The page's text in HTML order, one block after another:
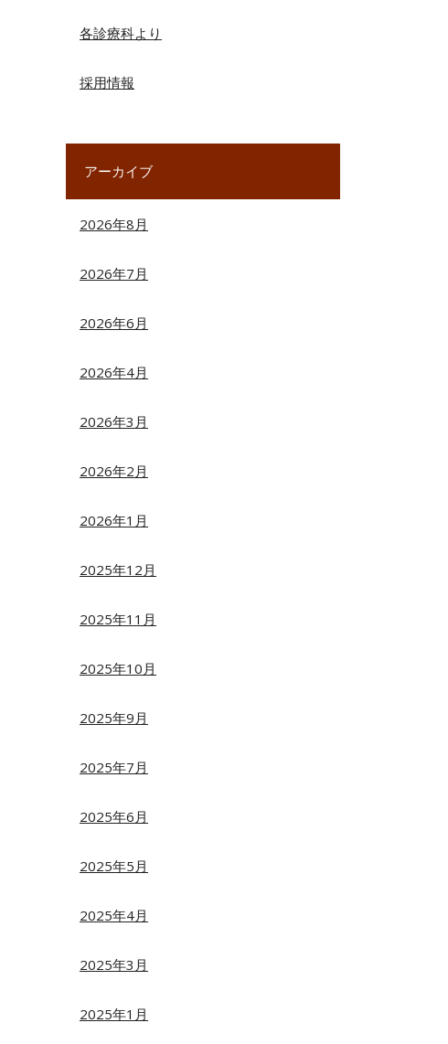
各診療科より
採用情報
アーカイブ
2026年8月
2026年7月
2026年6月
2026年4月
2026年3月
2026年2月
2026年1月
2025年12月
2025年11月
2025年10月
2025年9月
2025年7月
2025年6月
2025年5月
2025年4月
2025年3月
2025年1月